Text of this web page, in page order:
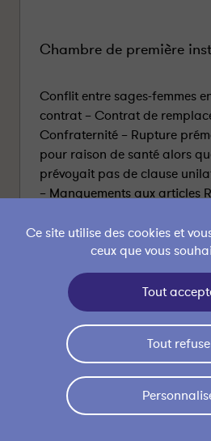
Chambre de première
Conflit entre sages-femmes
contrat – Contrat de
Confraternité – Rupture
pour raison de santé alors
prévoyait pas de clause
– Manquements aux articles
Blâme.
Télécharger la décision
Date : 13/03/
N° de l'affaire : 202205
Niveau de la
chambre :
instance
Ce site utilise des cookies et
ceux que vous
Tout
Tout